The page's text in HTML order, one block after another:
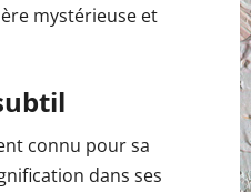
mystérieuse et
connu pour sa
dans ses